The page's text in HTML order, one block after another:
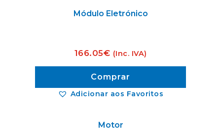
Adicionar aos Favoritos
Módulo Eletrónico
166.05€ (Inc. IVA)
Comprar
Motor